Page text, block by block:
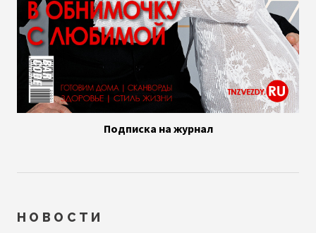
Подписка на журнал
НОВОСТИ